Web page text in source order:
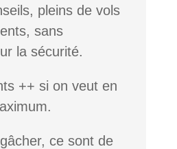
pleins de vols
sans
la sécurité.
++ si on veut en
ce sont de